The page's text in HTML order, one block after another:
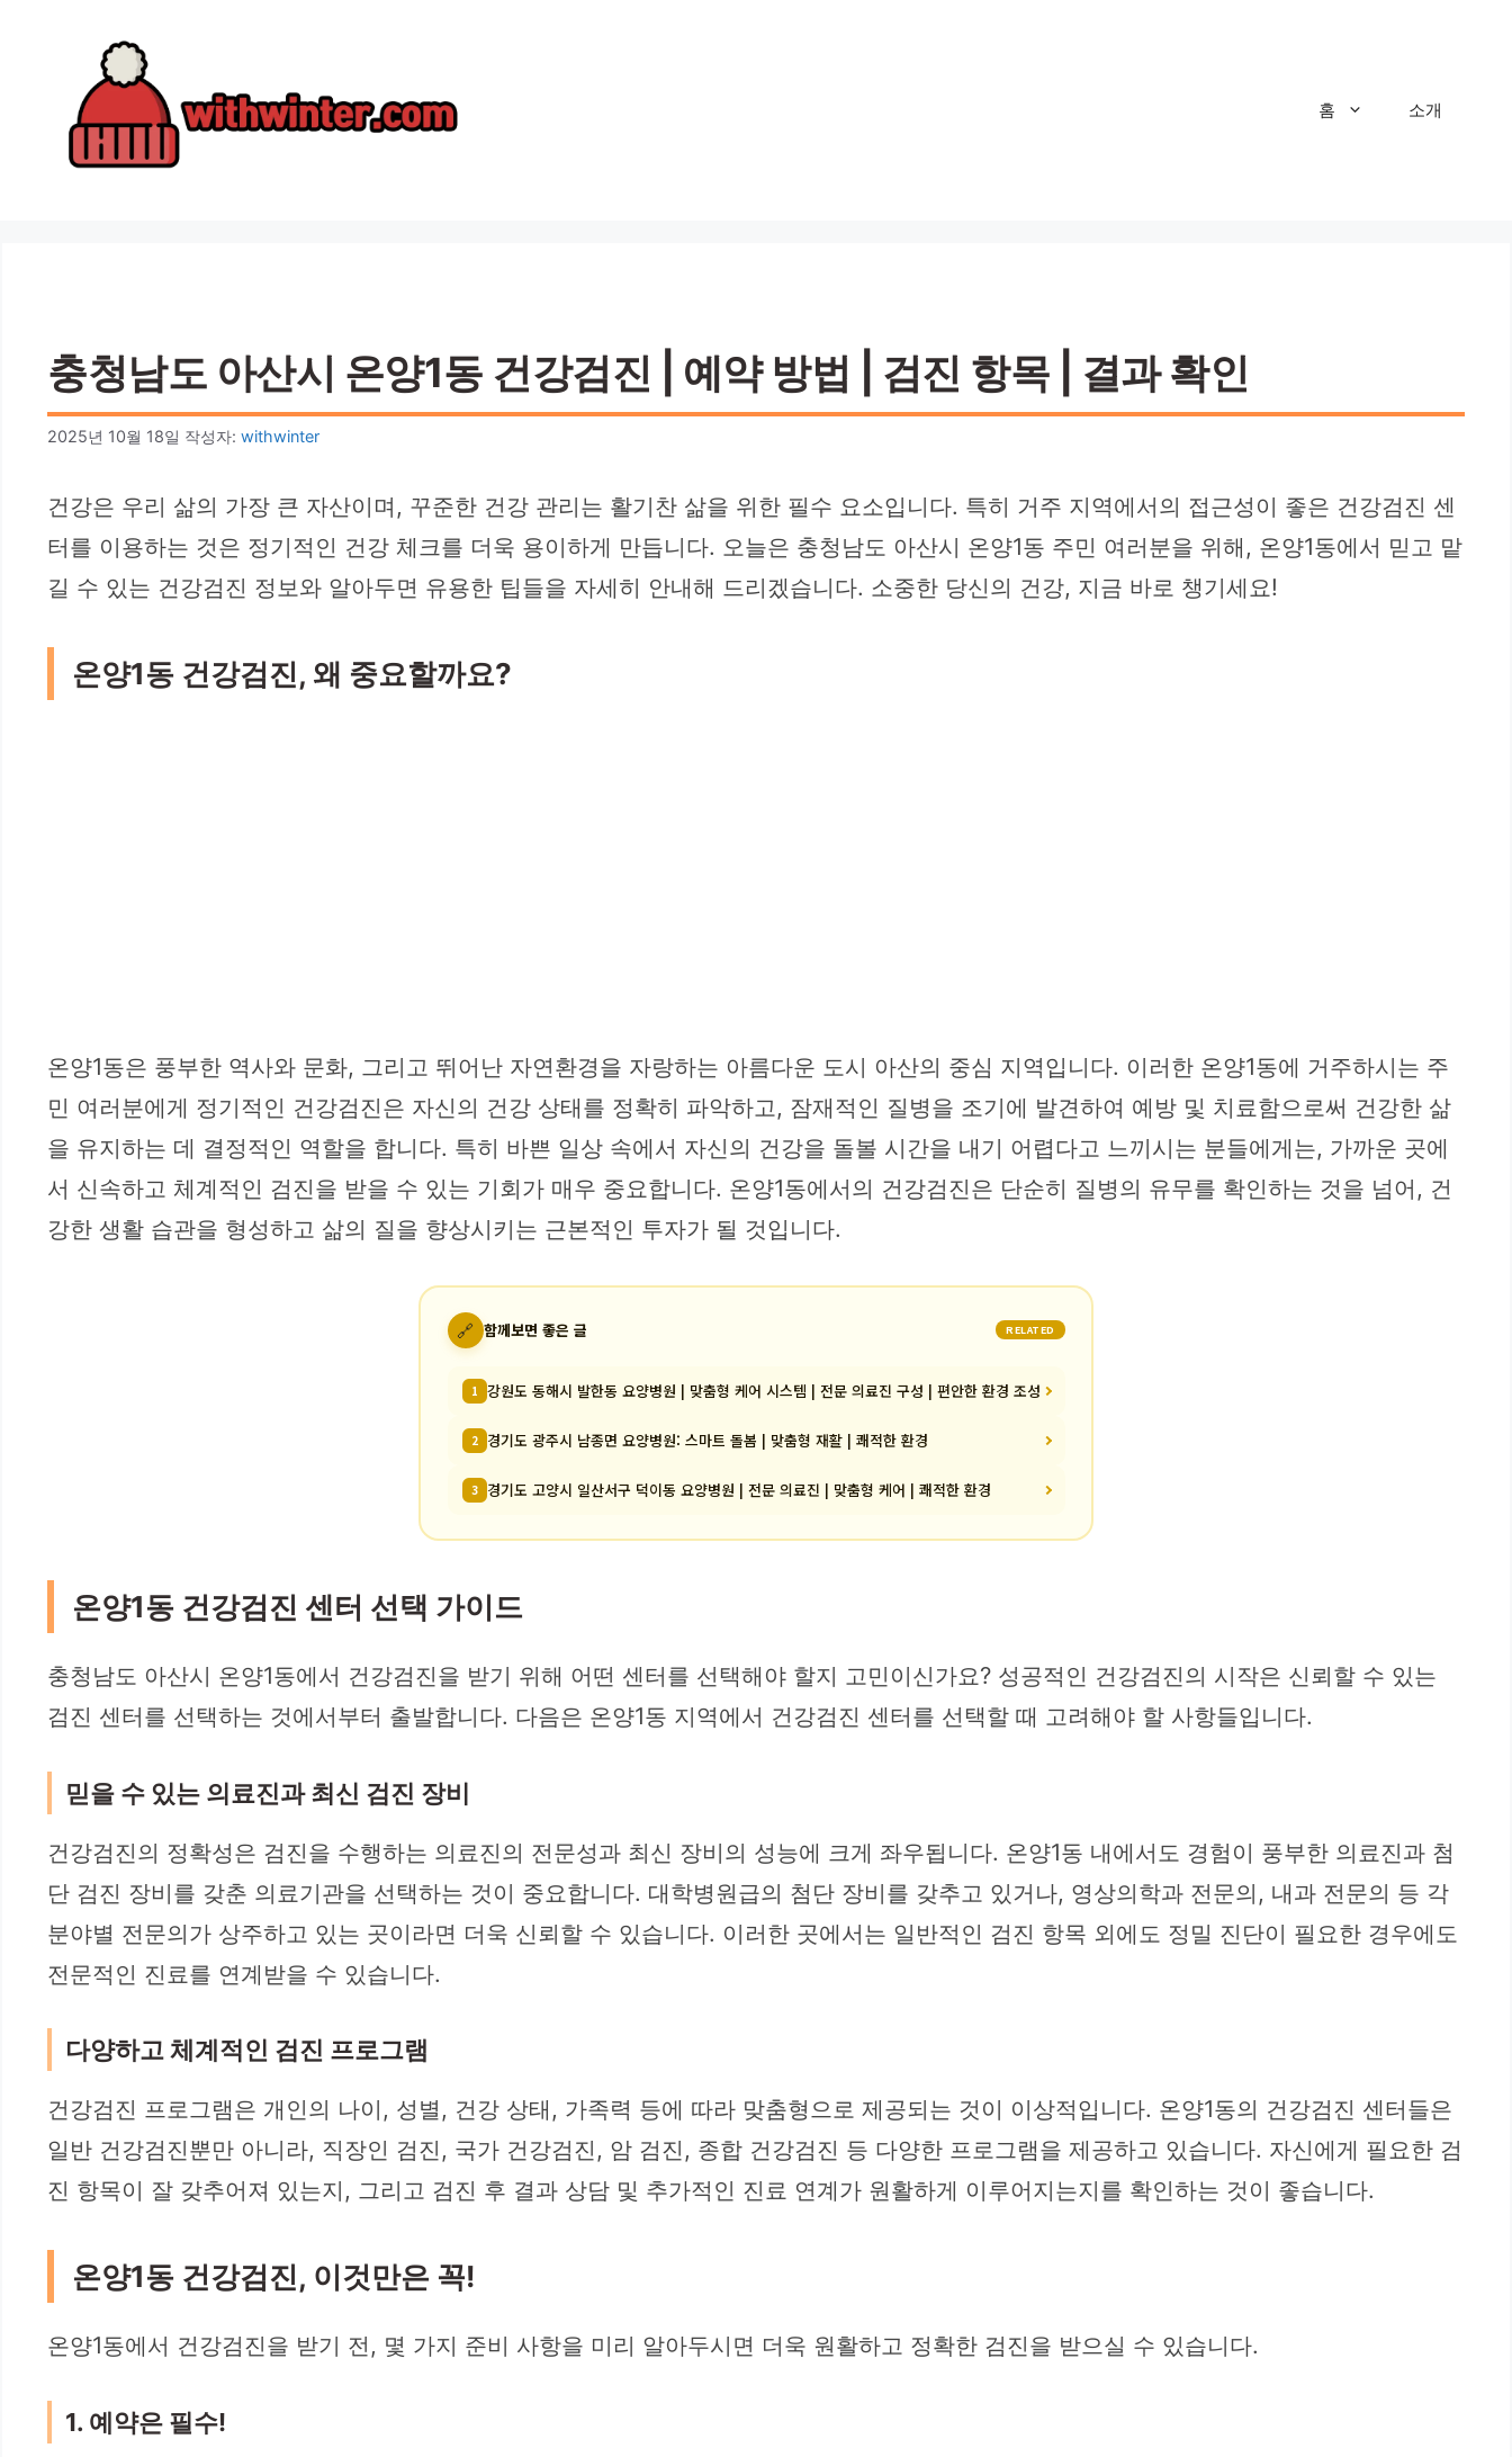
홈 소개
충청남도 아산시 온양1동 건강검진 | 예약 방법 | 검진 항목 | 결과 확인
2025년 10월 18일 작성자: withwinter
건강은 우리 삶의 가장 큰 자산이며, 꾸준한 건강 관리는 활기찬 삶을 위한 필수 요소입니다. 특히 거주 지역에서의 접근성이 좋은 건강검진 센
터를 이용하는 것은 정기적인 건강 체크를 더욱 용이하게 만듭니다. 오늘은 충청남도 아산시 온양1동 주민 여러분을 위해, 온양1동에서 믿고 맡
길 수 있는 건강검진 정보와 알아두면 유용한 팁들을 자세히 안내해 드리겠습니다. 소중한 당신의 건강, 지금 바로 챙기세요!
온양1동 건강검진, 왜 중요할까요?
온양1동은 풍부한 역사와 문화, 그리고 뛰어난 자연환경을 자랑하는 아름다운 도시 아산의 중심 지역입니다. 이러한 온양1동에 거주하시는 주
민 여러분에게 정기적인 건강검진은 자신의 건강 상태를 정확히 파악하고, 잠재적인 질병을 조기에 발견하여 예방 및 치료함으로써 건강한 삶
을 유지하는 데 결정적인 역할을 합니다. 특히 바쁜 일상 속에서 자신의 건강을 돌볼 시간을 내기 어렵다고 느끼시는 분들에게는, 가까운 곳에
서 신속하고 체계적인 검진을 받을 수 있는 기회가 매우 중요합니다. 온양1동에서의 건강검진은 단순히 질병의 유무를 확인하는 것을 넘어, 건
강한 생활 습관을 형성하고 삶의 질을 향상시키는 근본적인 투자가 될 것입니다.
🔗 함께보면 좋은 글 RELATED
1 강원도 동해시 발한동 요양병원 | 맞춤형 케어 시스템 | 전문 의료진 구성 | 편안한 환경 조성
2 경기도 광주시 남종면 요양병원: 스마트 돌봄 | 맞춤형 재활 | 쾌적한 환경
3 경기도 고양시 일산서구 덕이동 요양병원 | 전문 의료진 | 맞춤형 케어 | 쾌적한 환경
온양1동 건강검진 센터 선택 가이드
충청남도 아산시 온양1동에서 건강검진을 받기 위해 어떤 센터를 선택해야 할지 고민이신가요? 성공적인 건강검진의 시작은 신뢰할 수 있는
검진 센터를 선택하는 것에서부터 출발합니다. 다음은 온양1동 지역에서 건강검진 센터를 선택할 때 고려해야 할 사항들입니다.
믿을 수 있는 의료진과 최신 검진 장비
건강검진의 정확성은 검진을 수행하는 의료진의 전문성과 최신 장비의 성능에 크게 좌우됩니다. 온양1동 내에서도 경험이 풍부한 의료진과 첨
단 검진 장비를 갖춘 의료기관을 선택하는 것이 중요합니다. 대학병원급의 첨단 장비를 갖추고 있거나, 영상의학과 전문의, 내과 전문의 등 각
분야별 전문의가 상주하고 있는 곳이라면 더욱 신뢰할 수 있습니다. 이러한 곳에서는 일반적인 검진 항목 외에도 정밀 진단이 필요한 경우에도
전문적인 진료를 연계받을 수 있습니다.
다양하고 체계적인 검진 프로그램
건강검진 프로그램은 개인의 나이, 성별, 건강 상태, 가족력 등에 따라 맞춤형으로 제공되는 것이 이상적입니다. 온양1동의 건강검진 센터들은
일반 건강검진뿐만 아니라, 직장인 검진, 국가 건강검진, 암 검진, 종합 건강검진 등 다양한 프로그램을 제공하고 있습니다. 자신에게 필요한 검
진 항목이 잘 갖추어져 있는지, 그리고 검진 후 결과 상담 및 추가적인 진료 연계가 원활하게 이루어지는지를 확인하는 것이 좋습니다.
온양1동 건강검진, 이것만은 꼭!
온양1동에서 건강검진을 받기 전, 몇 가지 준비 사항을 미리 알아두시면 더욱 원활하고 정확한 검진을 받으실 수 있습니다.
1. 예약은 필수!